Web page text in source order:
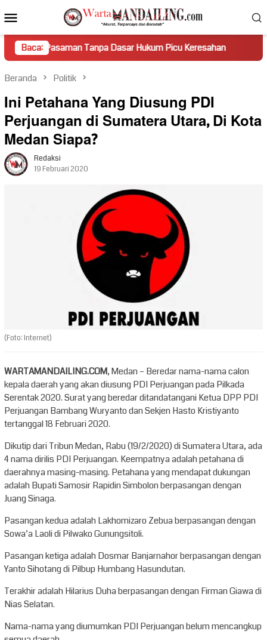
ke
kontenMobile
Baca:Tanpa Dasar Hukum Picu Keresahan Truk Miring
Beranda Politik
Ini Petahana Yang Diusung PDI
Perjuangan di Sumatera Utara, Di Kota
Medan Siapa?
Redaksi
19 Februari 2020
(Foto: Internet)
WARTAMANDAILING.COM, Medan – Beredar nama-nama calon
kepala daerah yang akan diusung PDI Perjuangan pada Pilkada
Serentak 2020. Surat yang beredar ditandatangani Ketua DPP PDI
Perjuangan Bambang Wuryanto dan Sekjen Hasto Kristiyanto
tertanggal 18 Februari 2020.
Dikutip dari Tribun Medan, Rabu (19/2/2020) di Sumatera Utara, ada
4 nama dirilis PDI Perjuangan. Keempatnya adalah petahana di
daerahnya masing-masing. Petahana yang mendapat dukungan
adalah Bupati Samosir Rapidin Simbolon berpasangan dengan
Juang Sinaga.
Pasangan kedua adalah Lakhomizaro Zebua berpasangan dengan
Sowa’a Laoli di Pilwako Gunungsitoli.
Pasangan ketiga adalah Dosmar Banjarnahor berpasangan dengan
Yanto Sihotang di Pilbup Humbang Hasundutan.
Terakhir adalah Hilarius Duha berpasangan dengan Firman Giawa di
Nias Selatan.
Nama-nama yang diumumkan PDI Perjuangan belum mencangkup